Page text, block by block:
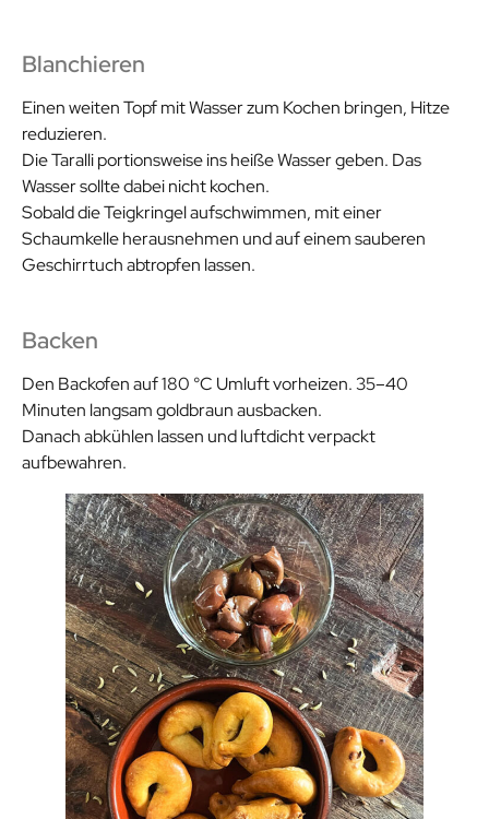
Blanchieren
Einen weiten Topf mit Wasser zum Kochen bringen, Hitze
reduzieren.
Die Taralli portionsweise ins heiße Wasser geben. Das
Wasser sollte dabei nicht kochen.
Sobald die Teigkringel aufschwimmen, mit einer
Schaumkelle herausnehmen und auf einem sauberen
Geschirrtuch abtropfen lassen.
Backen
Den Backofen auf 180 °C Umluft vorheizen. 35–40
Minuten langsam goldbraun ausbacken.
Danach abkühlen lassen und luftdicht verpackt
aufbewahren.